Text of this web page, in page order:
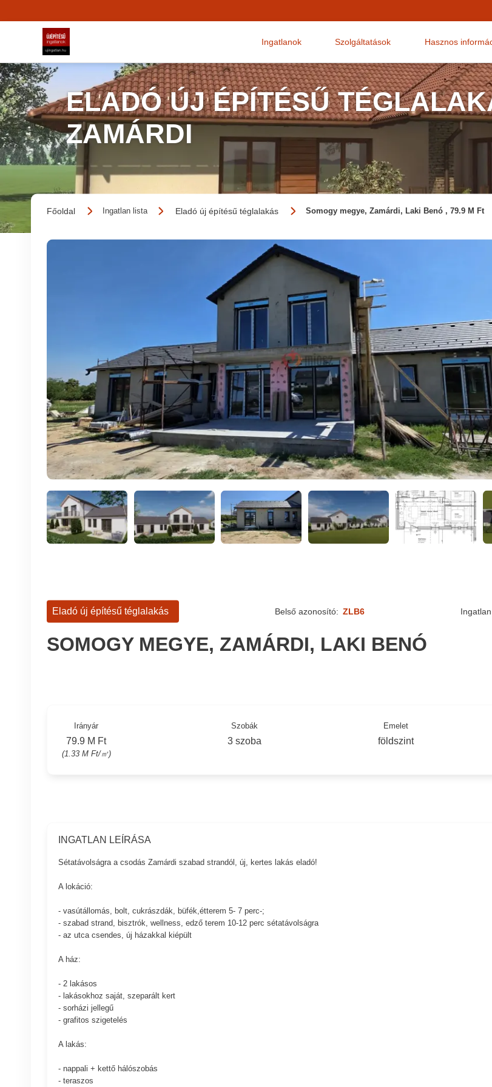
Ingatlanok Szolgáltatások Hasznos
ELADÓ ÚJ ÉPÍTÉSŰ
ZAMÁRDI
Főoldal Ingatlan lista Eladó új építésű téglalakás Somogy megye, Zamárdi, Laki Benó , 79.9 M Ft
Eladó új építésű téglalakás Belső azonosító: ZLB6
SOMOGY MEGYE, ZAMÁRDI, LAKI BENÓ
Irányár
79.9 M Ft
(1.33 M Ft/㎡)
Szobák
3 szoba
Emelet
földszint
INGATLAN LEÍRÁSA
Sétatávolságra a csodás Zamárdi szabad strandól, új, kertes lakás eladó!
A lokáció:
- vasútállomás, bolt, cukrászdák, büfék,étterem 5- 7 perc-;
- szabad strand, bisztrók, wellness, edző terem 10-12 perc sétatávolságra
- az utca csendes, új házakkal kiépült
A ház:
- 2 lakásos
- lakásokhoz saját, szeparált kert
- sorházi jellegű
- grafitos szigetelés
A lakás:
- nappali + kettő hálószobás
- teraszos